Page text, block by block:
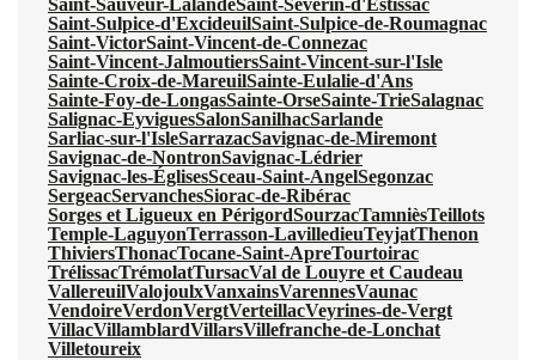
Saint-Sauveur-LalandeSaint-Séverin-d'Estissac
Saint-Sulpice-d'ExcideuilSaint-Sulpice-de-Roumagnac
Saint-VictorSaint-Vincent-de-Connezac
Saint-Vincent-JalmoutiersSaint-Vincent-sur-l'Isle
Sainte-Croix-de-MareuilSainte-Eulalie-d'Ans
Sainte-Foy-de-LongasSainte-OrseSainte-TrieSalagnac
Salignac-EyviguesSalonSanilhacSarlande
Sarliac-sur-l'IsleSarrazacSavignac-de-Miremont
Savignac-de-NontronSavignac-Lédrier
Savignac-les-ÉglisesSceau-Saint-AngelSegonzac
SergeacServanchesSiorac-de-Ribérac
Sorges et Ligueux en PérigordSourzacTamnièsTeillots
Temple-LaguyonTerrasson-LavilledieuTeyjatThenon
ThiviersThonacTocane-Saint-ApreTourtoirac
TrélissacTrémolatTursacVal de Louyre et Caudeau
VallereuilValojoulxVanxainsVarennesVaunac
VendoireVerdonVergtVerteillacVeyrines-de-Vergt
VillacVillamblardVillarsVillefranche-de-Lonchat
Villetoureix